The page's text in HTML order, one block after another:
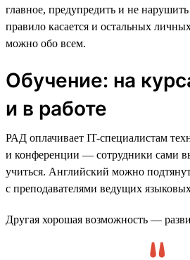
главное, предупредить и не
правило касается и остальных
можно обо всем.
Обучение: на
и в работе
РАД оплачивает IT-специалистам
и конференции — сотрудники сами
учиться. Английский можно
с преподавателями ведущих
Другая хорошая возможность —